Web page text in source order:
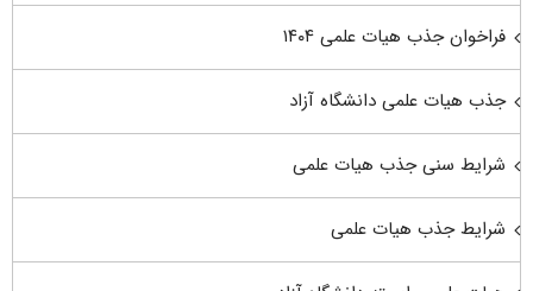
فراخوان جذب هیات علمی ۱۴۰۴
جذب هیات علمی دانشگاه آزاد
شرایط سنی جذب هیات علمی
شرایط جذب هیات علمی